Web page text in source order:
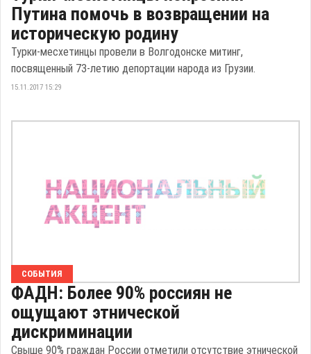
Путина помочь в возвращении на
историческую родину
Турки-месхетинцы провели в Волгодонске митинг,
посвященный 73-летию депортации народа из Грузии.
15.11.2017 15:29
СОБЫТИЯ
ФАДН: Более 90% россиян не
ощущают этнической
дискриминации
Свыше 90% граждан России отметили отсутствие этнической